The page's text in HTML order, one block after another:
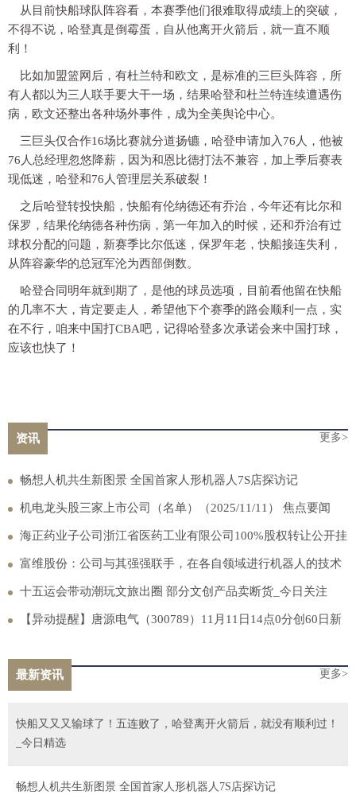
从目前快船球队阵容看，本赛季他们很难取得成绩上的突破，
不得不说，哈登真是倒霉蛋，自从他离开火箭后，就一直不顺
利！
比如加盟篮网后，有杜兰特和欧文，是标准的三巨头阵容，所
有人都以为三人联手要大干一场，结果哈登和杜兰特连续遭遇伤
病，欧文还整出各种场外事件，成为全美舆论中心。
三巨头仅合作16场比赛就分道扬镳，哈登申请加入76人，他被
76人总经理忽悠降薪，因为和恩比德打法不兼容，加上季后赛表
现低迷，哈登和76人管理层关系破裂！
之后哈登转投快船，快船有伦纳德还有乔治，今年还有比尔和
保罗，结果伦纳德各种伤病，第一年加入的时候，还和乔治有过
球权分配的问题，新赛季比尔低迷，保罗年老，快船接连失利，
从阵容豪华的总冠军沦为西部倒数。
哈登合同明年就到期了，是他的球员选项，目前看他留在快船
的几率不大，肯定要走人，希望他下个赛季的路会顺利一点，实
在不行，咱来中国打CBA吧，记得哈登多次承诺会来中国打球，
应该也快了！
资讯 更多>
畅想人机共生新图景 全国首家人形机器人7S店探访记
机电龙头股三家上市公司（名单）（2025/11/11） 焦点要闻
海正药业子公司浙江省医药工业有限公司100%股权转让公开挂
牌_头条焦点
富维股份：公司与其强强联手，在各自领域进行机器人的技术
突破，为合作共赢的模式
十五运会带动潮玩文旅出圈 部分文创产品卖断货_今日关注
【异动提醒】唐源电气（300789）11月11日14点0分创60日新
最新资讯 更多>
快船又又又输球了！五连败了，哈登离开火箭后，就没有顺利过！
_今日精选
畅想人机共生新图景 全国首家人形机器人7S店探访记